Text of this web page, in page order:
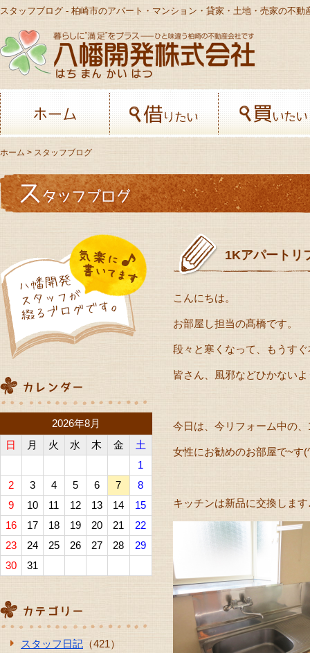
スタッフブログ - 柏崎市のアパート・マンション・貸家・土地・売家の不動
ホーム 借りたい
ホーム > スタッフブログ
2026年8月
日
月 火 水 木 金
土
1
2
3 4 5 6 7
8
9
10 11 12 13 14
15
16
17 18 19 20 21
22
23
24 25 26 27 28
29
30
31
スタッフ日記 （421）
1Kアパートリ
こんにちは。
お部屋し担当の髙橋です。
段々と寒くなって、もうす
皆さん、風邪などひかない
今日は、今リフォーム中の
女性にお勧めのお部屋で~す
キッチンは新品に交換します